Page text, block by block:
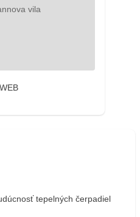
tepelných čerpadiel